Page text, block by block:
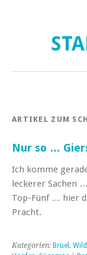
ARTIKEL ZUM
Nur so …
Ich komme
leckerer Sachen
Top-Fünf … hier
Pracht.
Kategorien: Brüel ,